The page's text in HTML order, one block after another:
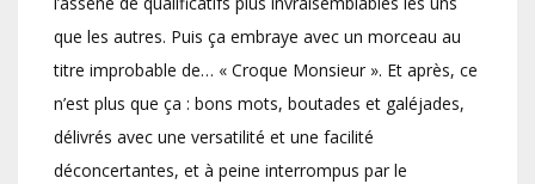
que les autres. Puis ça embraye avec un morceau au
titre improbable de… « Croque Monsieur ». Et après, ce
n’est plus que ça : bons mots, boutades et galéjades,
délivrés avec une versatilité et une facilité
déconcertantes, et à peine interrompus par le